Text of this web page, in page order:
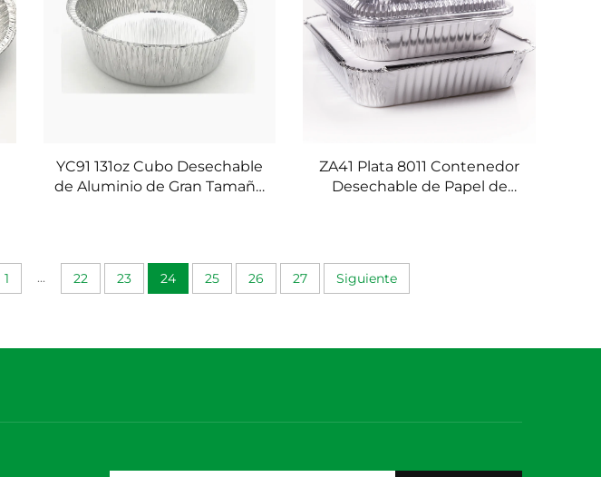
YC91 131oz Cubo Desechable
de Aluminio de Gran Tamaño
Fondue en Restaurantes del
Medio Oriente Color
ZA41 Plata 8011 Contenedor
Desechable de Papel de
Molde para Hornear
Proveedor de China
1 ... 22 23 24 25 26 27 Siguiente